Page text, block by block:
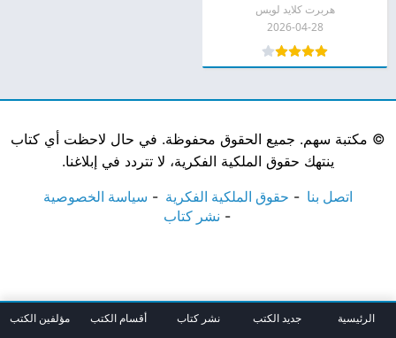
هربرت كلايد لويس
2026-04-28
© مكتبة سهم. جميع الحقوق محفوظة. في حال لاحظت أي كتاب
ينتهك حقوق الملكية الفكرية، لا تتردد في إبلاغنا.
اتصل بنا حقوق الملكية الفكرية
سياسة الخصوصية
نشر كتاب
الرئيسية جديد الكتب نشر كتاب أقسام الكتب مؤلفين الكتب